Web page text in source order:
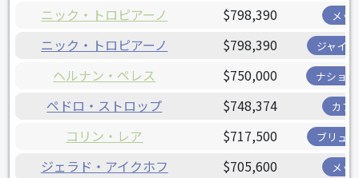
ニック・トロピアーノ $798,390 メッ
ニック・トロピアーノ $798,390 ジャイ
ヘルナン・ペレス $750,000 ナショ
ペドロ・ストロップ $748,374 カブ
コリン・レア $717,500 ブリュ
ジェラド・アイクホフ $705,600 メッ